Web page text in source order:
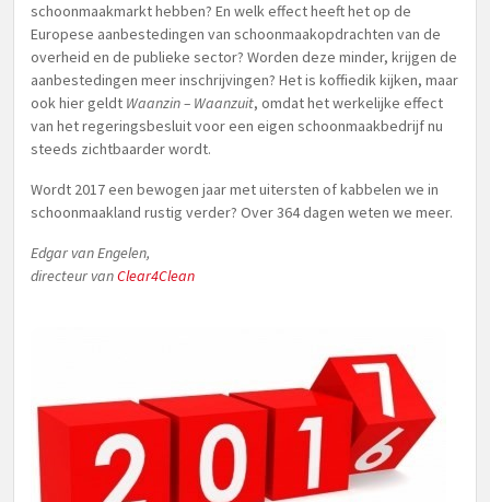
schoonmaakmarkt hebben? En welk effect heeft het op de
Europese aanbestedingen van schoonmaakopdrachten van de
overheid en de publieke sector? Worden deze minder, krijgen de
aanbestedingen meer inschrijvingen? Het is koffiedik kijken, maar
ook hier geldt Waanzin – Waanzuit, omdat het werkelijke effect
van het regeringsbesluit voor een eigen schoonmaakbedrijf nu
steeds zichtbaarder wordt.
Wordt 2017 een bewogen jaar met uitersten of kabbelen we in
schoonmaakland rustig verder? Over 364 dagen weten we meer.
Edgar van Engelen,
directeur vanClear4Clean